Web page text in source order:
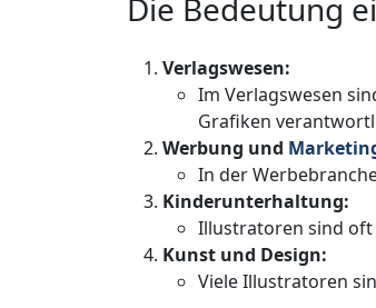
Die Bedeutung
Verlagswesen:
Im Verlagswesen
Grafiken
Werbung und
In der
Kinderunterhaltung:
Illustratoren sind oft
Kunst und Design:
Viele Illustratoren